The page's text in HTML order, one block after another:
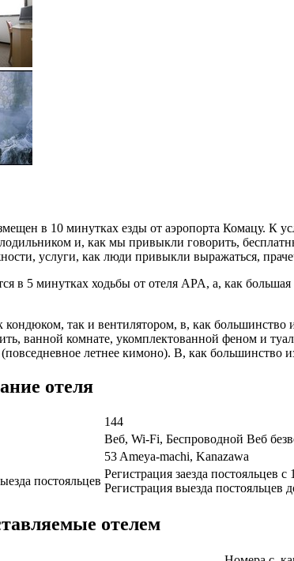
в 10 минутках езды от аэропорта Комацу. К
и, как мы привыкли говорить,
услуги, как люди привыкли выражаться,
в 5 минутках ходьбы от отеля APA, а, как
так и вентилятором, в, как
ванной комнате, укомплектованной феном и
(повседневное летнее кимоно). В, как
отеля
144
Веб, Wi-Fi, Беспроводной Веб
53 Ameya-machi, Kanazawa
постояльцев
Регистрация заезда постояльцев с
Регистрация выезда постояльцев
отелем